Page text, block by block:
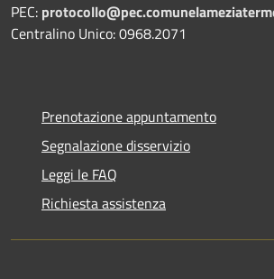
PEC:
Centralino Unico: 0968.2071
Prenotazione appuntamento
Segnalazione disservizio
Leggi le FAQ
Richiesta assistenza